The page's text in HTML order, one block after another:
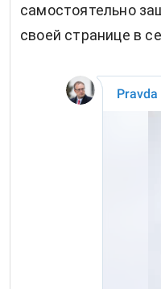
самостоятельно
своей странице в